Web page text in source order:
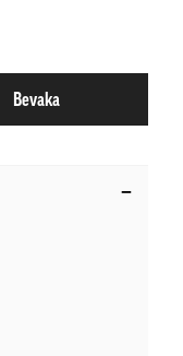
Bevaka